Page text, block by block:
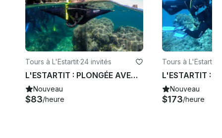
Tours à L'Estartit·24 invités
L'ESTARTIT : PLONGÉE AVEC TUBA ÉCOLOGIQUE DANS LES ÎLES MEDES
Nouveau
$83/heure
Tours à L'Estartit
Nouveau
$173/heure